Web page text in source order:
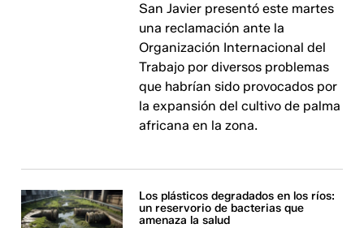
San Javier presentó este martes
una reclamación ante la
Organización Internacional del
Trabajo por diversos problemas
que habrían sido provocados por
la expansión del cultivo de palma
africana en la zona.
Los plásticos degradados en los ríos:
un reservorio de bacterias que
amenaza la salud